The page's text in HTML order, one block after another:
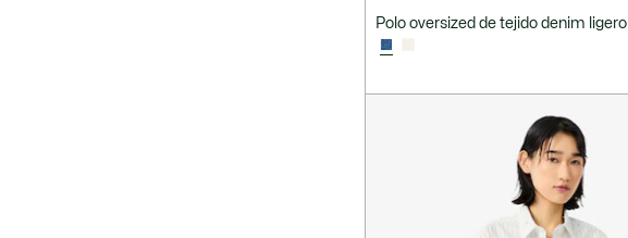
Polo oversized de tejido denim ligero